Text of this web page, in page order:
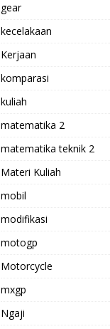
gear
kecelakaan
Kerjaan
komparasi
kuliah
matematika 2
matematika teknik 2
Materi Kuliah
mobil
modifikasi
motogp
Motorcycle
mxgp
Ngaji